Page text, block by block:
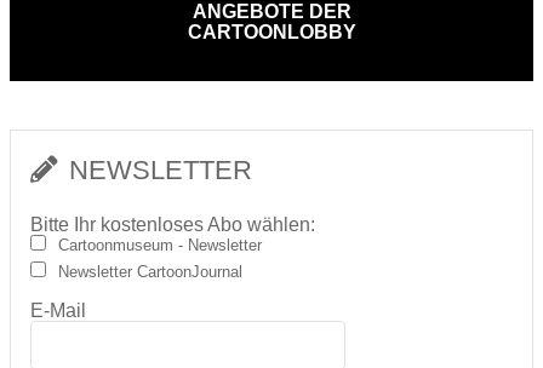
ANGEBOTE DER
CARTOONLOBBY
NEWSLETTER
Bitte Ihr kostenloses Abo wählen:
Cartoonmuseum - Newsletter
Newsletter CartoonJournal
E-Mail